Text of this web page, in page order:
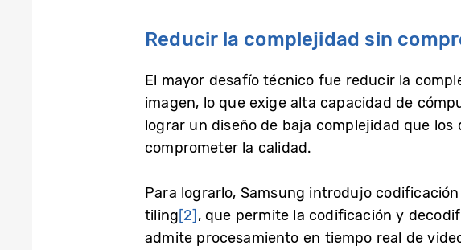
Reducir la complejidad sin
El mayor desafío técnico fue reducir la
imagen, lo que exige alta capacidad de
lograr un diseño de baja complejidad que
comprometer la calidad.
Para lograrlo, Samsung introdujo
tiling[2] , que permite la codificación y
admite procesamiento en tiempo real de